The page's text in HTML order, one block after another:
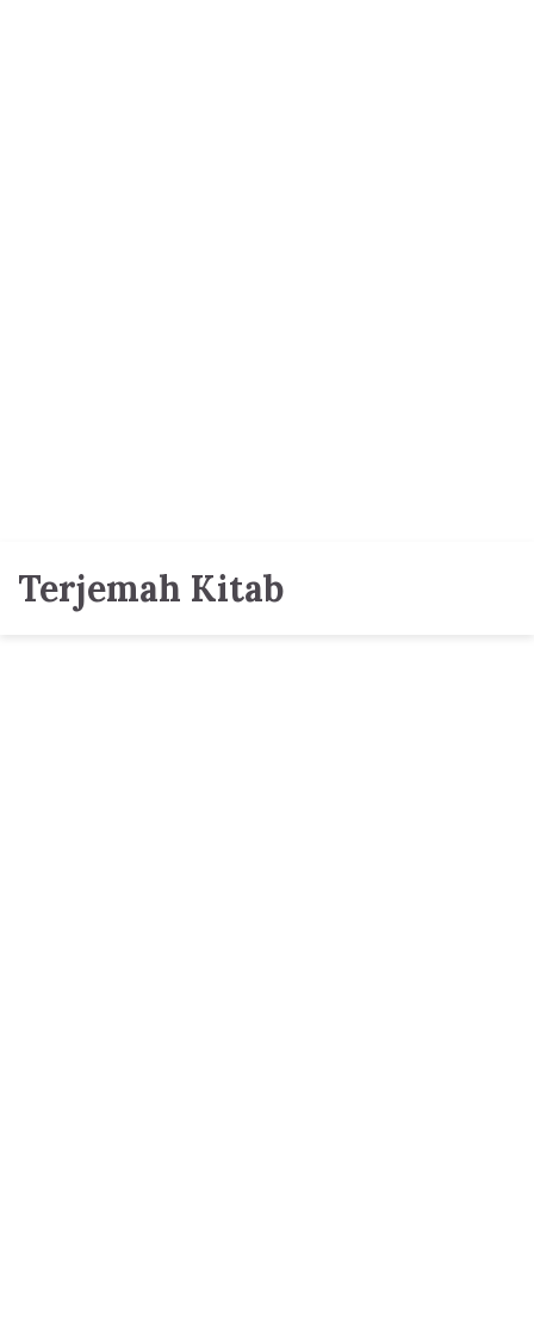
Terjemah Kitab